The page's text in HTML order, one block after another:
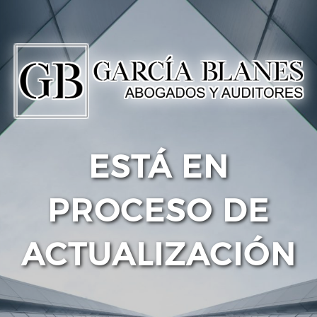
ESTÁ EN
PROCESO DE
ACTUALIZACIÓN